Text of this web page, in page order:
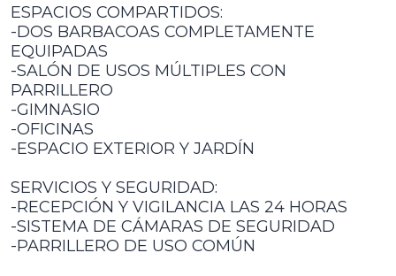
ESPACIOS COMPARTIDOS:
-DOS BARBACOAS COMPLETAMENTE
EQUIPADAS
-SALÓN DE USOS MÚLTIPLES CON
PARRILLERO
-GIMNASIO
-OFICINAS
-ESPACIO EXTERIOR Y JARDÍN
SERVICIOS Y SEGURIDAD:
-RECEPCIÓN Y VIGILANCIA LAS 24 HORAS
-SISTEMA DE CÁMARAS DE SEGURIDAD
-PARRILLERO DE USO COMÚN